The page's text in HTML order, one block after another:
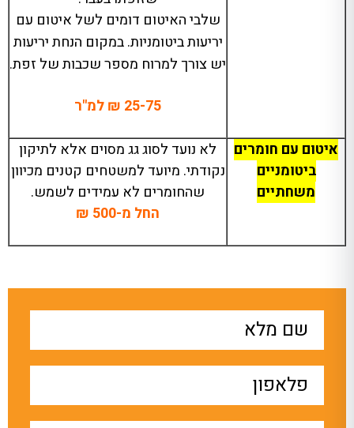
שלבי האיטום דומים לשל איטום עם
יריעות ביטומניות.במקום הנחת יריעות
יש צורך למרוח מספר שכבות של זפת.
25-75 ₪ למ"ר
איטום עם חומרים
ביטומניים
משחתיים
לא נועד לסוג גג מסוים אלא לתיקון
נקודתי. מיועד למשטחים קטנים מכיוון
שהחומרים לא עמידים לשמש.
החל מ-500
₪